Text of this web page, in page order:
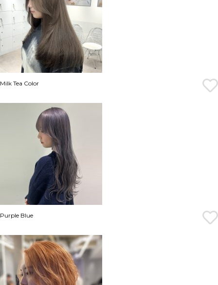
Milk Tea Color
Purple Blue